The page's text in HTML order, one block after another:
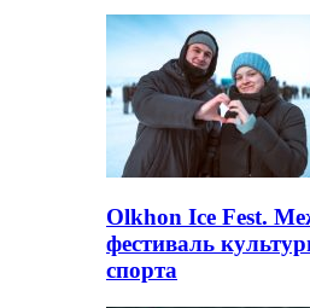
Olkhon Ice Fest.
фестиваль
спорта